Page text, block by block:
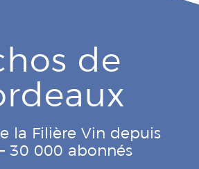
de
la Filière Vin depuis
30 000 abonnés